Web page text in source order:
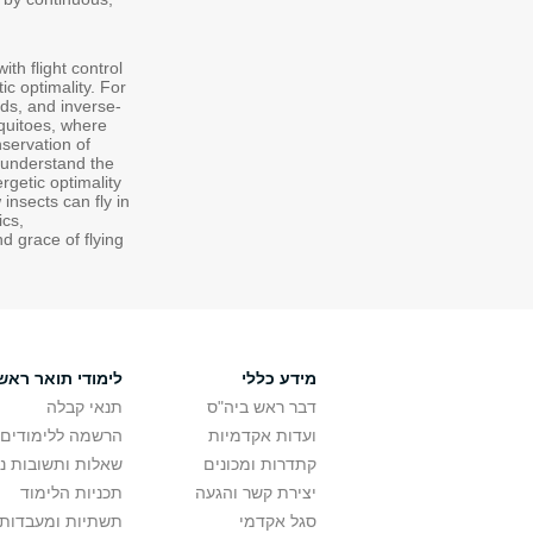
flight control
optimality. For
and inverse-
where
of
the
optimality
can fly in
grace of flying
מידע כללי
דבר ראש ביה"ס
ועדות אקדמיות
קתדרות ומכונים
יצירת קשר והגעה
סגל אקדמי
לימודי תואר
תנאי קבלה
הרשמה ללימודים
שאלות ותשובות
תכניות הלימוד
תשתיות